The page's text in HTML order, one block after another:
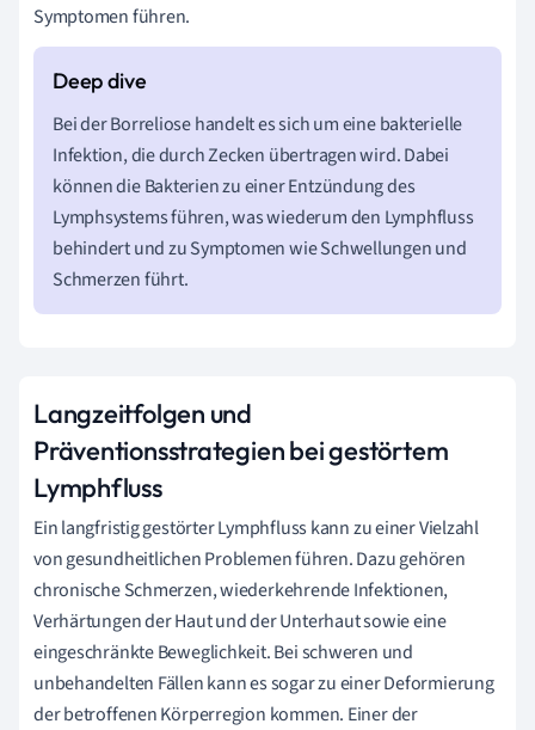
Symptomen führen.
Bei der Borreliose handelt es sich um eine bakterielle
Infektion, die durch Zecken übertragen wird. Dabei
können die Bakterien zu einer Entzündung des
Lymphsystems führen, was wiederum den Lymphfluss
behindert und zu Symptomen wie Schwellungen und
Schmerzen führt.
Langzeitfolgen und
Präventionsstrategien bei gestörtem
Lymphfluss
Ein langfristig gestörter Lymphfluss kann zu einer Vielzahl
von gesundheitlichen Problemen führen. Dazu gehören
chronische Schmerzen, wiederkehrende Infektionen,
Verhärtungen der Haut und der Unterhaut sowie eine
eingeschränkte Beweglichkeit. Bei schweren und
unbehandelten Fällen kann es sogar zu einer Deformierung
der betroffenen Körperregion kommen. Einer der